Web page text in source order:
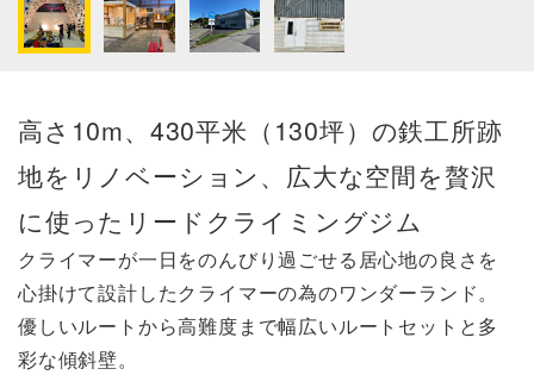
高さ10m、430平米（130坪）の鉄工所跡
地をリノベーション、広大な空間を贅沢
に使ったリードクライミングジム
クライマーが一日をのんびり過ごせる居心地の良さを
心掛けて設計したクライマーの為のワンダーランド。
優しいルートから高難度まで幅広いルートセットと多
彩な傾斜壁。